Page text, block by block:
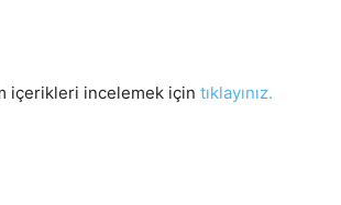
içerikleri incelemek için tıklayınız.